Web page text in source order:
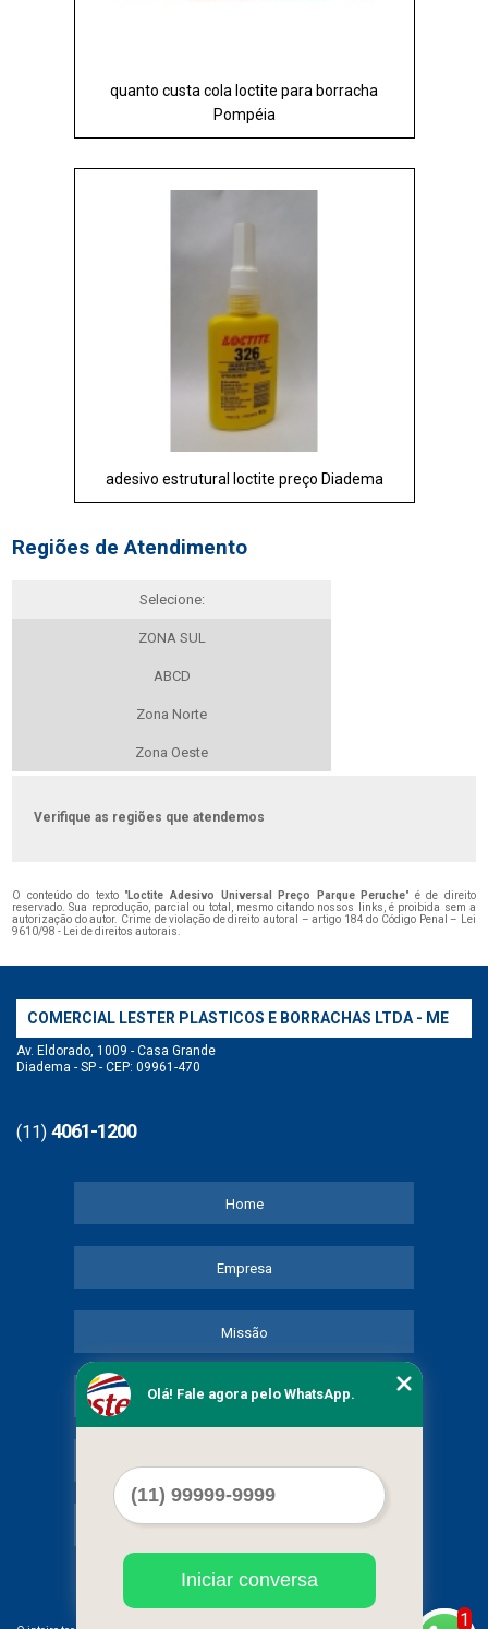
quanto custa cola loctite para borracha
Pompéia
adesivo estrutural loctite preço Diadema
Regiões de Atendimento
Selecione:
ZONA SUL
ABCD
Zona Norte
Zona Oeste
Verifique as regiões que atendemos
O conteúdo do texto "Loctite Adesivo Universal Preço Parque Peruche" é de direito
reservado. Sua reprodução, parcial ou total, mesmo citando nossos links, é proibida sem a
autorização do autor. Crime de violação de direito autoral – artigo 184 do Código Penal –
Lei
9610/98 - Lei de direitos autorais
COMERCIAL LESTER PLASTICOS E BORRACHAS LTDA - ME
Av. Eldorado, 1009 - Casa Grande
Diadema - SP - CEP: 09961-470
(11) 4061-1200
Home
Empresa
Missão
Serviços
Mapa do site
1
Olá! Fale agora pelo WhatsApp.
Iniciar conversa